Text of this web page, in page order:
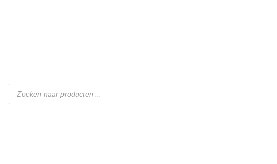
Producten
zoeken